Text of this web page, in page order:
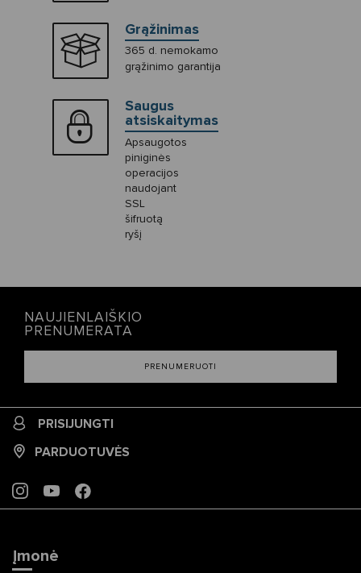
Grąžinimas
365 d. nemokamo
grąžinimo garantija
Saugus
atsiskaitymas
Apsaugotos
piniginės
operacijos
naudojant
SSL
šifruotą
ryšį
NAUJIENLAIŠKIO
PRENUMERATA
PRENUMERUOTI
PRISIJUNGTI
PARDUOTUVĖS
INSTAGRAM
YOUTUBEFACEBOOK
Įmonė